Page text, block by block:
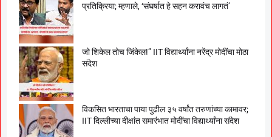
प्रतिक्रिया; म्हणाले, ‘संघर्षात हे सहन करावंच लागतं’
जो शिकेल तोच जिंकेल!” IIT विद्यार्थ्यांना नरेंद्र मोदींचा मोठा
संदेश
विकसित भारताचा पाया पुढील ३५ वर्षांत तरुणांच्या कामावर;
IIT दिल्लीच्या दीक्षांत समारंभात मोदींचा विद्यार्थ्यांना संदेश